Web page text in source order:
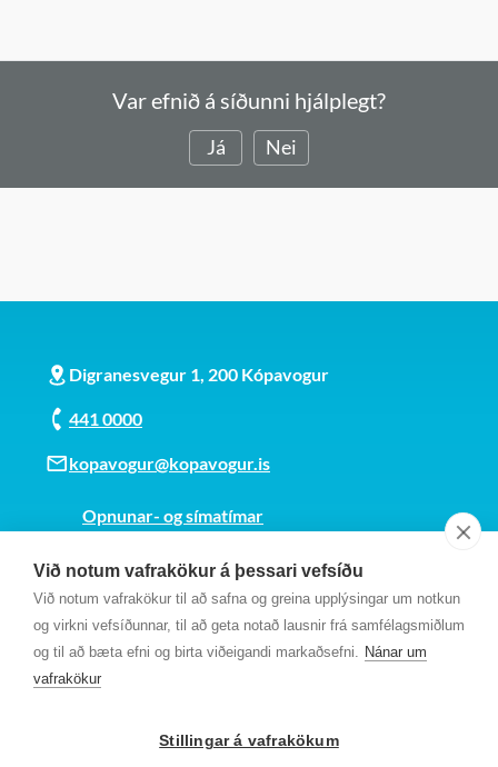
Við notum vafrakökur á þessari vefsíðu
Við notum vafrakökur til að safna og greina upplýsingar um notkun
og virkni vefsíðunnar, til að geta notað lausnir frá samfélagsmiðlum
og til að bæta efni og birta viðeigandi markaðsefni. Nánar um
vafrakökur
Stillingar á vafrakökum
Var efnið á síðunni hjálplegt?
Já Nei
Digranesvegur 1, 200 Kópavogur
441 0000
kopavogur@kopavogur.is
Opnunar- og símatímar
Kt. 700169-3759
Fundarmannagátt